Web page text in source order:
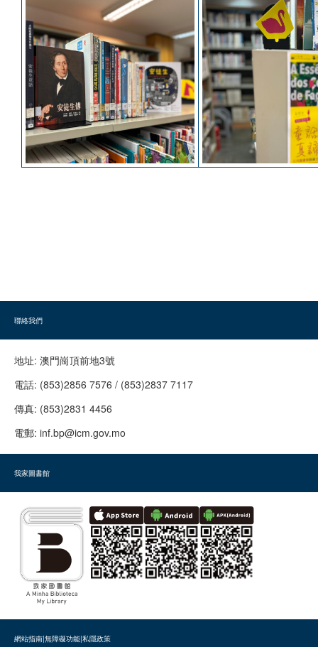
聯絡我們
地址: 澳門崗頂前地3號
電話: (853)2856 7576 / (853)2837 7117
傳真: (853)2831 4456
電郵: inf.bp@icm.gov.mo
我家圖書館
網站指南|無障礙功能|私隱政策